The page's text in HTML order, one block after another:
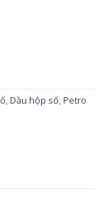
,Dầu hộp số,Petro